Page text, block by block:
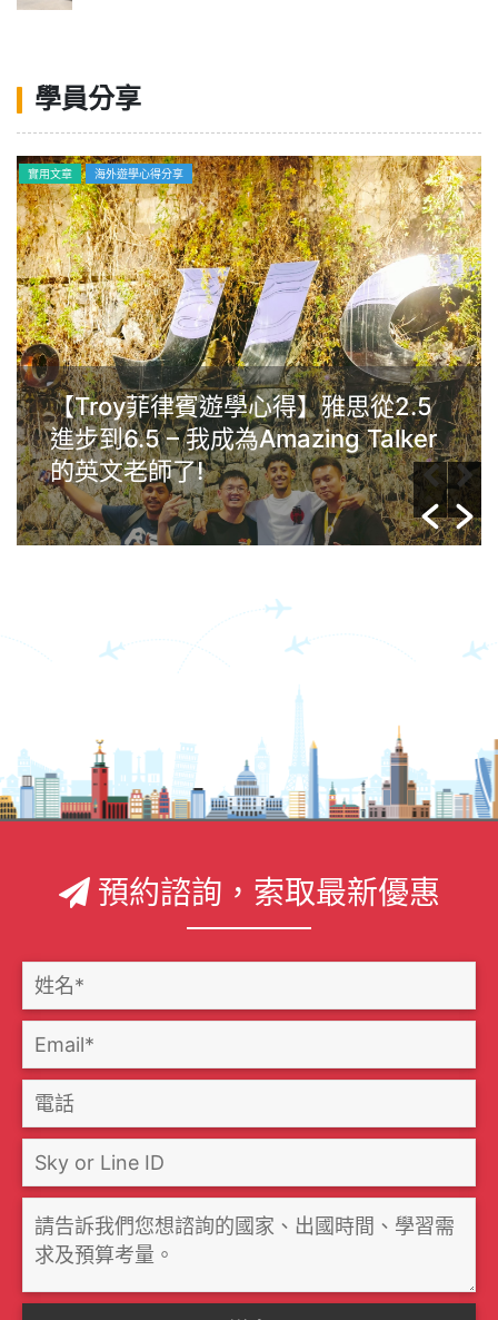
學員分享
實用文章 海外遊學心得分享
【Troy菲律賓遊學心得】雅思從2.5
進步到6.5 – 我成為Amazing Talker
的英文老師了!
預約諮詢，索取最新優惠